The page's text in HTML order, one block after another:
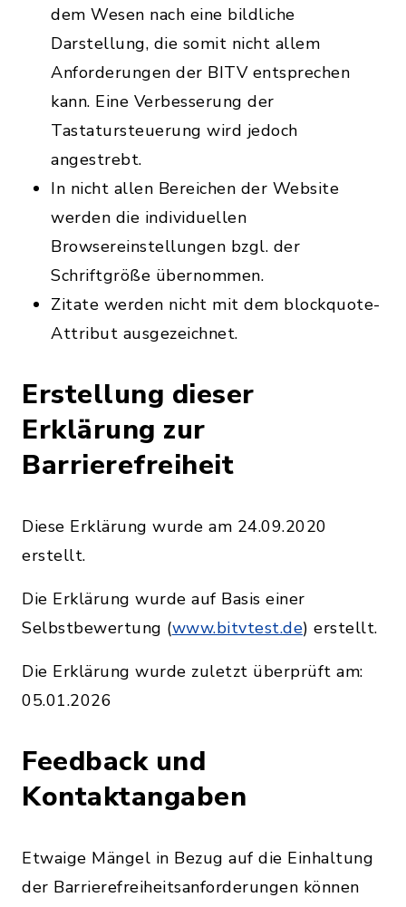
dem Wesen nach eine bildliche
Darstellung, die somit nicht allem
Anforderungen der BITV entsprechen
kann. Eine Verbesserung der
Tastatursteuerung wird jedoch
angestrebt.
In nicht allen Bereichen der Website
werden die individuellen
Browsereinstellungen bzgl. der
Schriftgröße übernommen.
Zitate werden nicht mit dem blockquote-
Attribut ausgezeichnet.
Erstellung dieser
Erklärung zur
Barrierefreiheit
Diese Erklärung wurde am 24.09.2020
erstellt.
Die Erklärung wurde auf Basis einer
Selbstbewertung (www.bitvtest.de) erstellt.
Die Erklärung wurde zuletzt überprüft am:
05.01.2026
Feedback und
Kontaktangaben
Etwaige Mängel in Bezug auf die Einhaltung
der Barrierefreiheitsanforderungen können